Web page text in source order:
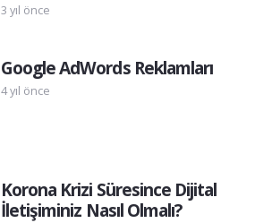
3 yıl önce
Google AdWords Reklamları
4 yıl önce
Korona Krizi Süresince Dijital
İletişiminiz Nasıl Olmalı?